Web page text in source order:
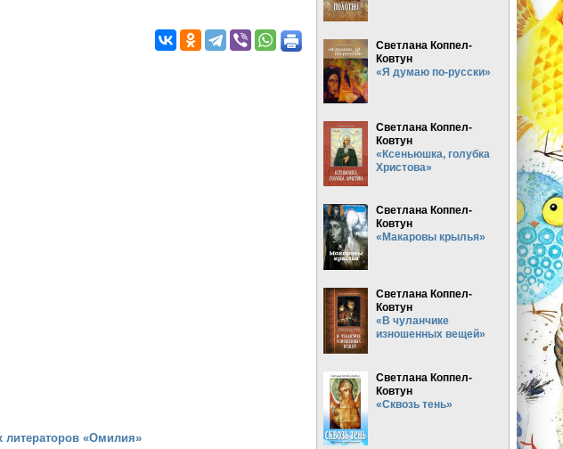
«Омилия»
Светлана Коппел-
Ковтун
«Я думаю по-русски»
Светлана Коппел-
Ковтун
«Ксеньюшка, голубка
Христова»
Светлана Коппел-
Ковтун
«Макаровы крылья»
Светлана Коппел-
Ковтун
«В чуланчике
изношенных вещей»
Светлана Коппел-
Ковтун
«Сквозь тень»